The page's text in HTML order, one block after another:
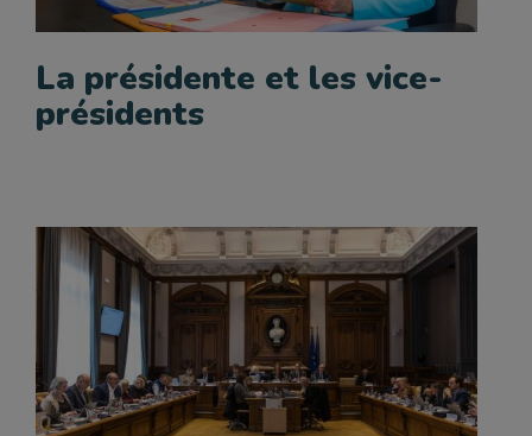
La présidente et les vice-
présidents